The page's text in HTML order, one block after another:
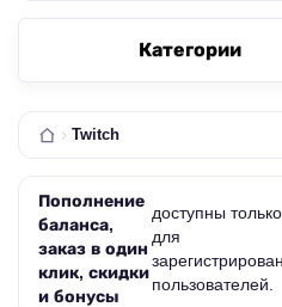
Категории
Twitch
Пополнение
баланса,
заказ в один
клик, скидки
и бонусы
доступны только
для
пользователей.